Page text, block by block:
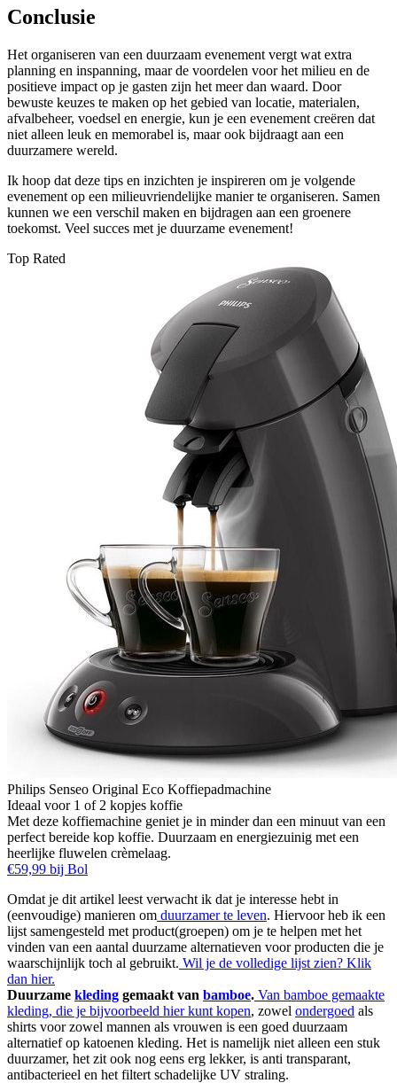
Conclusie
Het organiseren van een duurzaam evenement vergt wat extra
planning en inspanning, maar de voordelen voor het milieu en de
positieve impact op je gasten zijn het meer dan waard. Door
bewuste keuzes te maken op het gebied van locatie, materialen,
afvalbeheer, voedsel en energie, kun je een evenement creëren dat
niet alleen leuk en memorabel is, maar ook bijdraagt aan een
duurzamere wereld.
Ik hoop dat deze tips en inzichten je inspireren om je volgende
evenement op een milieuvriendelijke manier te organiseren. Samen
kunnen we een verschil maken en bijdragen aan een groenere
toekomst. Veel succes met je duurzame evenement!
Top Rated
Philips Senseo Original Eco Koffiepadmachine
Ideaal voor 1 of 2 kopjes koffie
Met deze koffiemachine geniet je in minder dan een minuut van een
perfect bereide kop koffie. Duurzaam en energiezuinig met een
heerlijke fluwelen crèmelaag.
€59,99 bij Bol
Omdat je dit artikel leest verwacht ik dat je interesse hebt in
(eenvoudige) manieren om duurzamer te leven. Hiervoor heb ik een
lijst samengesteld met product(groepen) om je te helpen met het
vinden van een aantal duurzame alternatieven voor producten die je
waarschijnlijk toch al gebruikt. Wil je de volledige lijst zien? Klik
dan hier.
Duurzame kleding gemaakt van bamboe. Van bamboe gemaakte
kleding, die je bijvoorbeeld hier kunt kopen, zowel ondergoed als
shirts voor zowel mannen als vrouwen is een goed duurzaam
alternatief op katoenen kleding. Het is namelijk niet alleen een stuk
duurzamer, het zit ook nog eens erg lekker, is anti transparant,
antibacterieel en het filtert schadelijke UV straling.